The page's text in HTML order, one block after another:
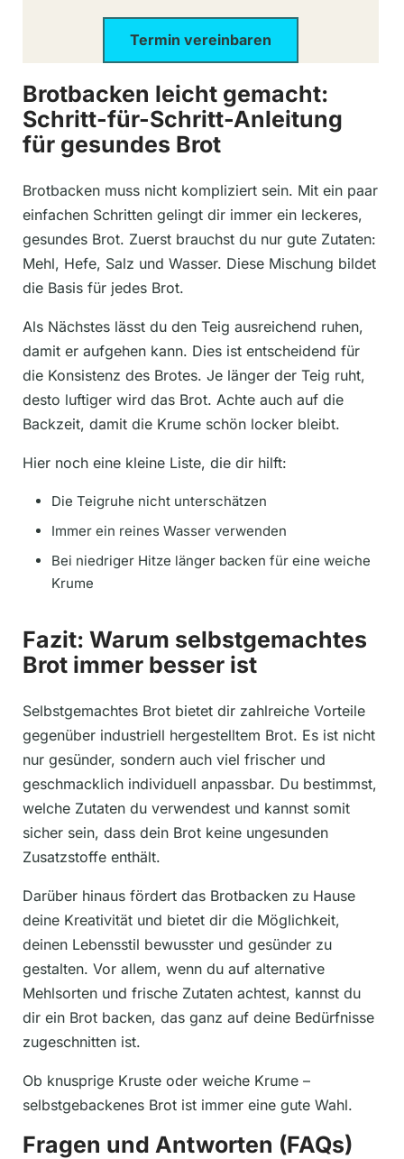
Termin vereinbaren
Brotbacken leicht gemacht:
Schritt-für-Schritt-Anleitung
für gesundes Brot
Brotbacken muss nicht kompliziert sein. Mit ein paar
einfachen Schritten gelingt dir immer ein leckeres,
gesundes Brot. Zuerst brauchst du nur gute Zutaten:
Mehl, Hefe, Salz und Wasser. Diese Mischung bildet
die Basis für jedes Brot.
Als Nächstes lässt du den Teig ausreichend ruhen,
damit er aufgehen kann. Dies ist entscheidend für
die Konsistenz des Brotes. Je länger der Teig ruht,
desto luftiger wird das Brot. Achte auch auf die
Backzeit, damit die Krume schön locker bleibt.
Hier noch eine kleine Liste, die dir hilft:
Die Teigruhe nicht unterschätzen
Immer ein reines Wasser verwenden
Bei niedriger Hitze länger backen für eine weiche
Krume
Fazit: Warum selbstgemachtes
Brot immer besser ist
Selbstgemachtes Brot bietet dir zahlreiche Vorteile
gegenüber industriell hergestelltem Brot. Es ist nicht
nur gesünder, sondern auch viel frischer und
geschmacklich individuell anpassbar. Du bestimmst,
welche Zutaten du verwendest und kannst somit
sicher sein, dass dein Brot keine ungesunden
Zusatzstoffe enthält.
Darüber hinaus fördert das Brotbacken zu Hause
deine Kreativität und bietet dir die Möglichkeit,
deinen Lebensstil bewusster und gesünder zu
gestalten. Vor allem, wenn du auf alternative
Mehlsorten und frische Zutaten achtest, kannst du
dir ein Brot backen, das ganz auf deine Bedürfnisse
zugeschnitten ist.
Ob knusprige Kruste oder weiche Krume –
selbstgebackenes Brot ist immer eine gute Wahl.
Fragen und Antworten (FAQs)